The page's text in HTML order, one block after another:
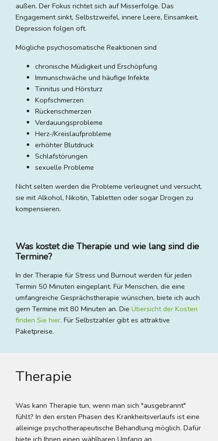
außen. Der Fokus richtet sich auf Misserfolge. Das
Engagement sinkt, Selbstzweifel, innere Leere, Einsamkeit,
Depression folgen oft.
Mögliche psychosomatische Reaktionen sind
chronische Müdigkeit und Erschöpfung
Immunschwäche und häufige Infekte
Tinnitus und Hörsturz
Kopfschmerzen
Rückenschmerzen
Verdauungsprobleme
Herz-/Kreislaufprobleme
erhöhter Blutdruck
Schlafstörungen
sexuelle Probleme
Nicht selten werden die Probleme verleugnet und versucht,
sie mit Alkohol, Nikotin, Tabletten oder sogar Drogen zu
kompensieren.
Was kostet die Therapie und wie lang sind die
Termine?
In der Therapie für Stress und Burnout werden für jeden
Termin 50 Minuten eingeplant. Für Menschen, die eine
umfangreiche Gesprächstherapie wünschen, biete ich auch
gern Termine mit 80 Minuten an. Die Übersicht der Kosten
finden Sie hier. Für Selbstzahler gibt es attraktive
Paketpreise.
Therapie
Was kann Therapie tun, wenn man sich "ausgebrannt"
fühlt? In den ersten Phasen des Krankheitsverlaufs ist eine
alleinige psychotherapeutische Behandlung möglich. Dafür
biete ich Ihnen einen wählbaren Umfang an